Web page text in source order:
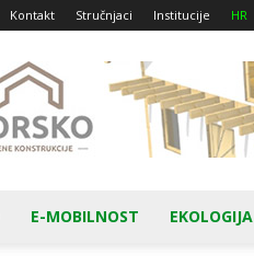
Kontakt Stručnjaci Institucije HR
E-MOBILNOST EKOLOGIJA